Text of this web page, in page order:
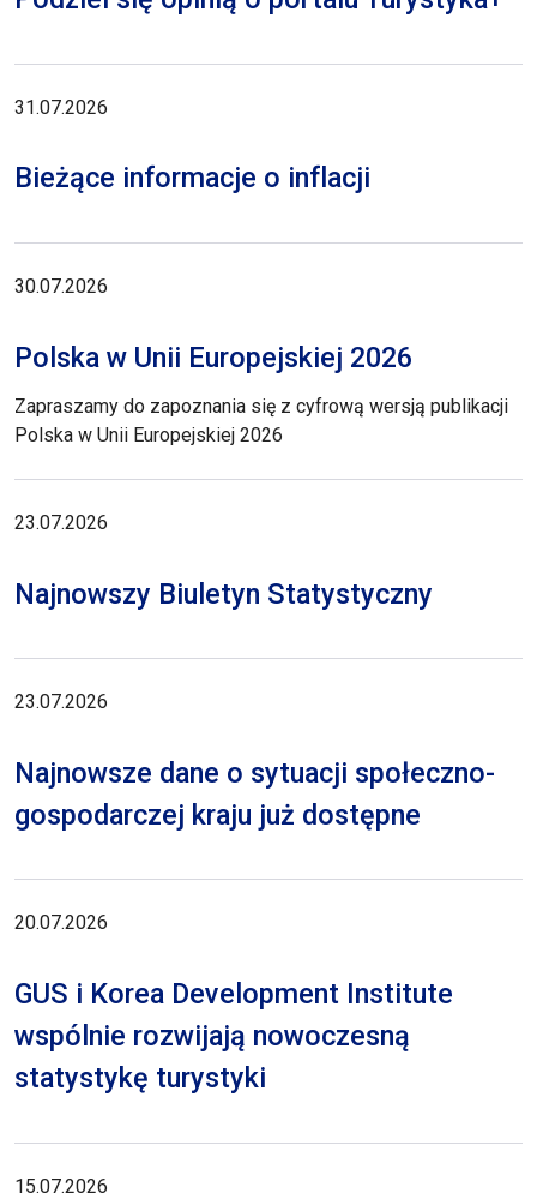
31.07.2026
Bieżące informacje o inflacji
30.07.2026
Polska w Unii Europejskiej 2026
Zapraszamy do zapoznania się z cyfrową wersją publikacji
Polska w Unii Europejskiej 2026
23.07.2026
Najnowszy Biuletyn Statystyczny
23.07.2026
Najnowsze dane o sytuacji społeczno-
gospodarczej kraju już dostępne
20.07.2026
GUS i Korea Development Institute
wspólnie rozwijają nowoczesną
statystykę turystyki
15.07.2026